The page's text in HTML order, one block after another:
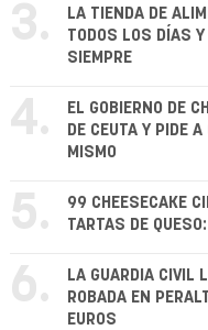
3.
LA TIENDA DE
TODOS LOS DÍAS
SIEMPRE
4.
EL GOBIERNO DE
DE CEUTA Y PIDE
MISMO
5.
99 CHEESECAKE
TARTAS DE
6.
LA GUARDIA CIVIL
ROBADA EN
EUROS